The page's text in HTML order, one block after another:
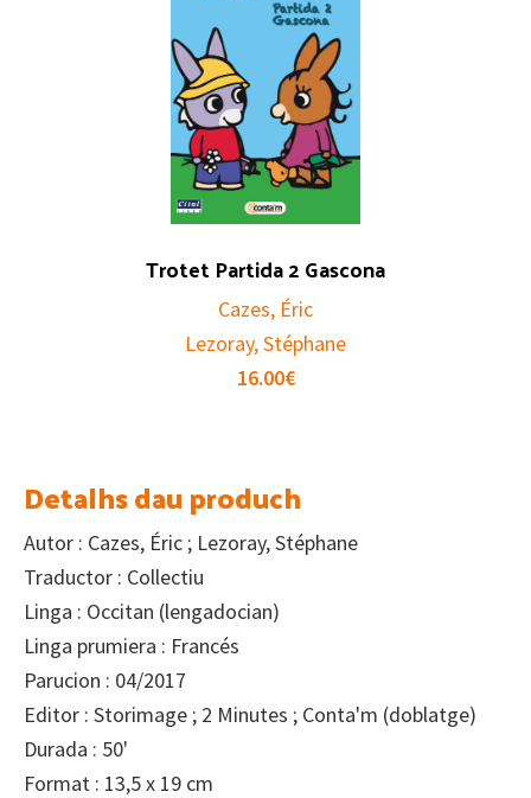
Trotet Partida 2 Gascona
Cazes, Éric
Lezoray, Stéphane
16.00€
Detalhs dau produch
Autor : Cazes, Éric ; Lezoray, Stéphane
Traductor : Collectiu
Linga : Occitan (lengadocian)
Linga prumiera : Francés
Parucion : 04/2017
Editor : Storimage ; 2 Minutes ; Conta'm (doblatge)
Durada : 50'
Format : 13,5 x 19 cm